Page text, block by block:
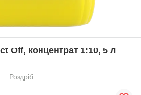
Off, концентрат 1:10, 5 л
Роздріб